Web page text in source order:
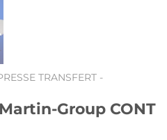
TRANSFERT -
Group CONT